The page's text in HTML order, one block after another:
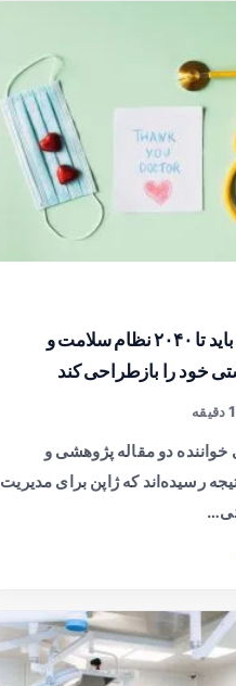
پژوهش‌ها: ژاپن باید تا ۲۰۴۰ نظام سلامت و
خود را بازطراحی کند
دو مقاله پژوهشی و
رسیده‌اند که ژاپن برای مدیریت